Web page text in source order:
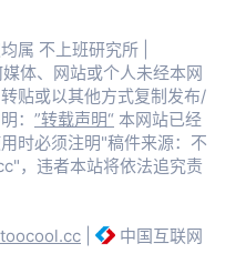
属 不上班研究所 |
体、网站或个人未经本网
贴或以其他方式复制发布/
： ”转载声明“ 本网站已经
时必须注明"稿件来源：不
，违者本站将依法追究责
中国互联网